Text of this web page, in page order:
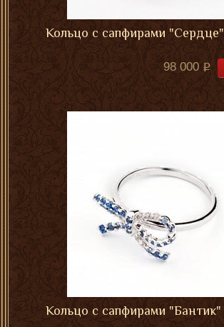
Кольцо с сапфирами "Сердце"
98 000
Кольцо с сапфирами "Бантик"